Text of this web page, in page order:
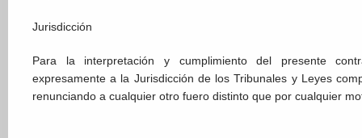
Jurisdicción
Para la interpretación y cumplimiento del presente
expresamente a la Jurisdicción de los Tribunales y Leyes
renunciando a cualquier otro fuero distinto que por cualquier